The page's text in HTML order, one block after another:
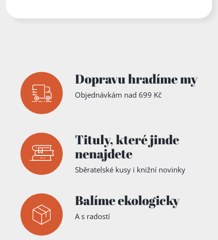
Dopravu hradíme my
Objednávkám nad 699 Kč
Tituly,které jinde
nenajdete
Sběratelské kusy i knižní novinky
Balíme ekologicky
A s radostí